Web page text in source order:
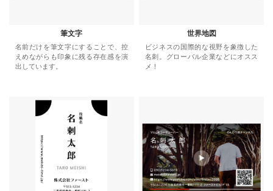
筆文字
名前だけを筆文字にすることで、控
えめながらも印象に残る存在感を演
出しています。
世界地図
ビジネスの国際的な視野を象徴した
名刺。グローバル企業などにオスス
メ！